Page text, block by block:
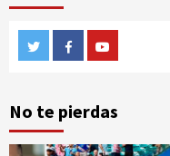
TwitterFacebook
No te pierdas